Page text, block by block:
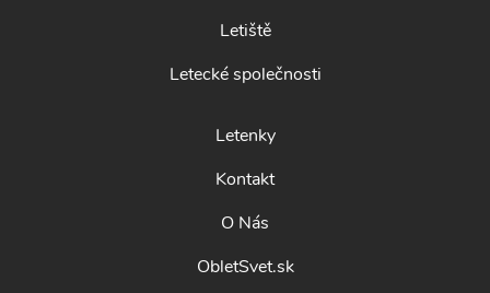
Letiště
Letecké společnosti
Letenky
Kontakt
O Nás
ObletSvet.sk